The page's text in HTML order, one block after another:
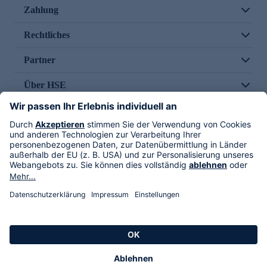
Zahlung
Rechtliches
Partner
Über HSE
Im TV
HSE International